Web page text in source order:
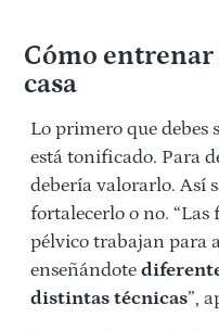
Cómo
casa
Lo primero que debes
está tonificado. Para
debería valorarlo. Así
fortalecerlo o no. “Las
pélvico trabajan para
enseñándote
distintas técnicas”,